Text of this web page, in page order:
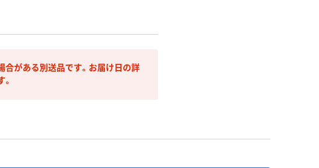
合がある別送品です。お届け日の詳